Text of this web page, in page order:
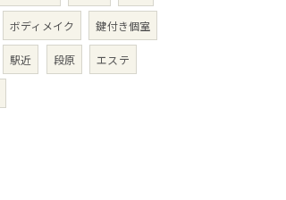
ボディメイク 鍵付き個室
駅近 段原 エステ